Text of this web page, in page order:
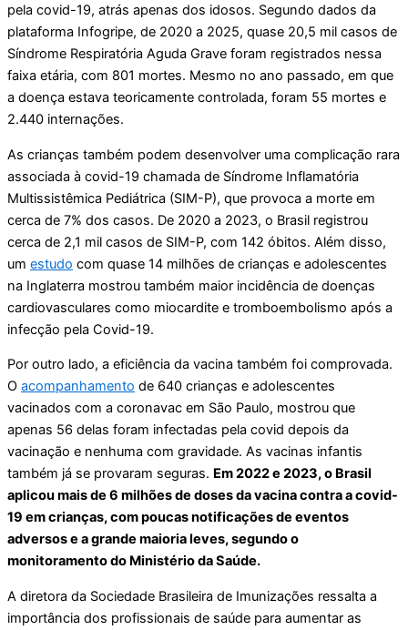
pela covid-19, atrás apenas dos idosos. Segundo dados da
plataforma Infogripe, de 2020 a 2025, quase 20,5 mil casos de
Síndrome Respiratória Aguda Grave foram registrados nessa
faixa etária, com 801 mortes. Mesmo no ano passado, em que
a doença estava teoricamente controlada, foram 55 mortes e
2.440 internações.
As crianças também podem desenvolver uma complicação rara
associada à covid-19 chamada de Síndrome Inflamatória
Multissistêmica Pediátrica (SIM-P), que provoca a morte em
cerca de 7% dos casos. De 2020 a 2023, o Brasil registrou
cerca de 2,1 mil casos de SIM-P, com 142 óbitos. Além disso,
um estudo com quase 14 milhões de crianças e adolescentes
na Inglaterra mostrou também maior incidência de doenças
cardiovasculares como miocardite e tromboembolismo após a
infecção pela Covid-19.
Por outro lado, a eficiência da vacina também foi comprovada.
O acompanhamento de 640 crianças e adolescentes
vacinados com a coronavac em São Paulo, mostrou que
apenas 56 delas foram infectadas pela covid depois da
vacinação e nenhuma com gravidade. As vacinas infantis
também já se provaram seguras. Em 2022 e 2023, o Brasil
aplicou mais de 6 milhões de doses da vacina contra a covid-
19 em crianças, com poucas notificações de eventos
adversos e a grande maioria leves, segundo o
monitoramento do Ministério da Saúde.
A diretora da Sociedade Brasileira de Imunizações ressalta a
importância dos profissionais de saúde para aumentar as